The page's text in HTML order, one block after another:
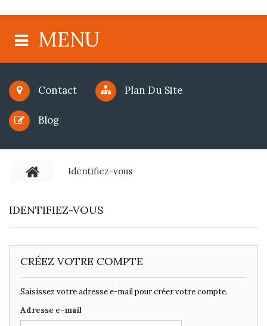
MENU
Contact Plan Du Site
Blog
Identifiez-vous
IDENTIFIEZ-VOUS
CRÉEZ VOTRE COMPTE
Saisissez votre adresse e-mail pour créer votre compte.
Adresse e-mail